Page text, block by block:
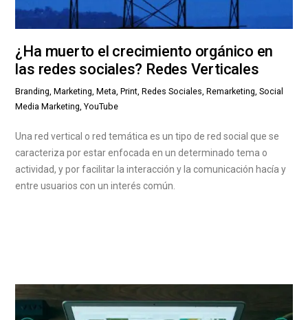
¿Ha muerto el crecimiento orgánico en
las redes sociales? Redes Verticales
Branding, Marketing, Meta, Print, Redes Sociales, Remarketing, Social
Media Marketing, YouTube
Una red vertical o red temática es un tipo de red social que se
caracteriza por estar enfocada en un determinado tema o
actividad, y por facilitar la interacción y la comunicación hacía y
entre usuarios con un interés común.